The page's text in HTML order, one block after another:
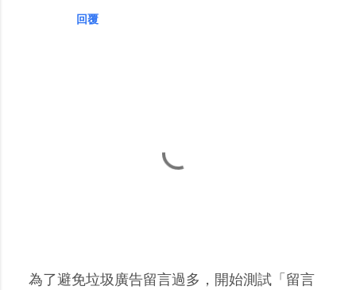
回覆
為了避免垃圾廣告留言過多，開始測試「留言